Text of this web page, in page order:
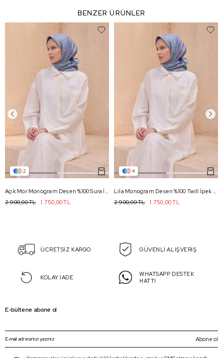
BENZER ÜRÜNLER
2
1.750,00 TL
2.900,00 TL
4
1.750,00 TL
2.900,00 TL
ÜCRETSİZ KARGO GÜVENLİ ALIŞVERİŞ
KOLAY İADE
WHATSAPP DESTEK
HATTI
E-bültene abone ol
Abone ol